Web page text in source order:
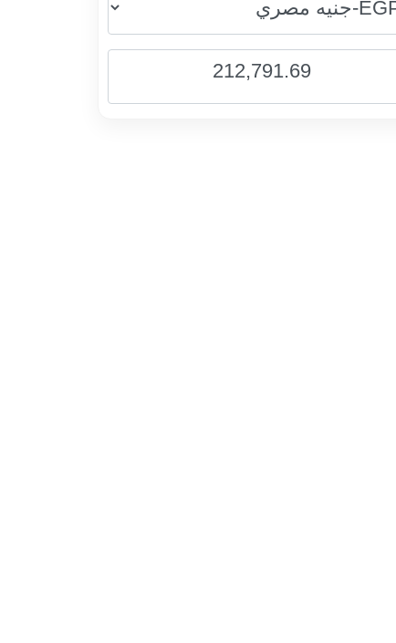
212,791.69